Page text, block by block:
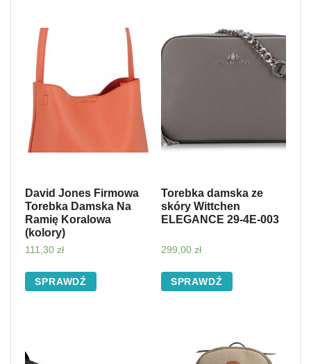
David Jones Firmowa
Torebka Damska Na
Ramię Koralowa
(kolory)
111,30 zł
SPRAWDŹ
Torebka damska ze
skóry Wittchen
ELEGANCE 29-4E-003
299,00 zł
SPRAWDŹ